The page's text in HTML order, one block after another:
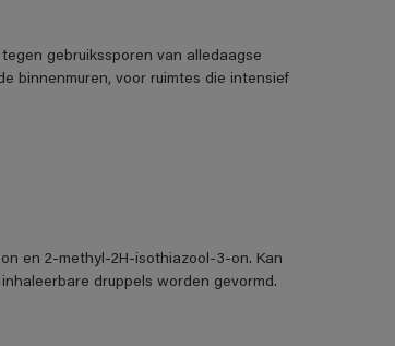
gebruikssporen van alledaagse
binnenmuren, voor ruimtes die intensief
en 2-methyl-2H-isothiazool-3-on. Kan
druppels worden gevormd.